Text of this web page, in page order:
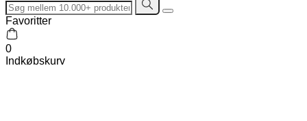
Favoritter
0
Indkøbskurv